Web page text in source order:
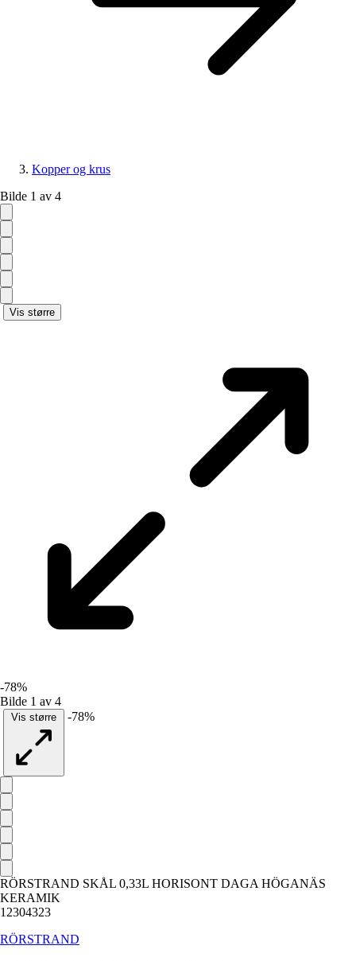
Kopper og krus
Bilde 1 av 4
Vis større
-78%
Bilde 1 av 4
Vis større -78%
RÖRSTRAND SKÅL 0,33L HORISONT DAGA HÖGANÄS
KERAMIK
12304323
RÖRSTRAND